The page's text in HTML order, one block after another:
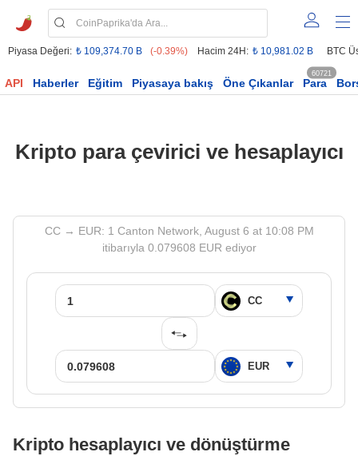
Piyasa Değeri: ₺ 109,374.70 B (-0.39%) Hacim 24H: ₺ 10,981.02 B BTC
API Haberler Eğitim Piyasaya bakış Öne Çıkanlar Para
60721
Kripto para çevirici ve hesaplayıcı
CC → EUR: 1 Canton Network, August 6 at 10:08 PM
itibarıyla 0.079608 EUR ediyor
Kripto hesaplayıcı ve dönüştürme